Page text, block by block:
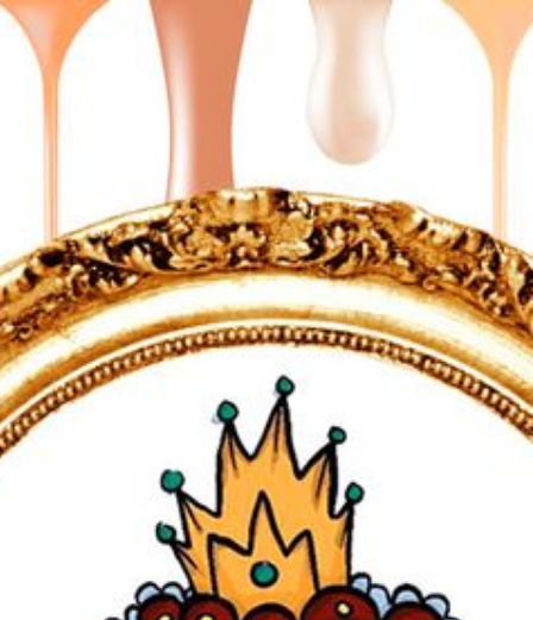
Startseite
Unsere Leistungen
Preisliste
Über mich...